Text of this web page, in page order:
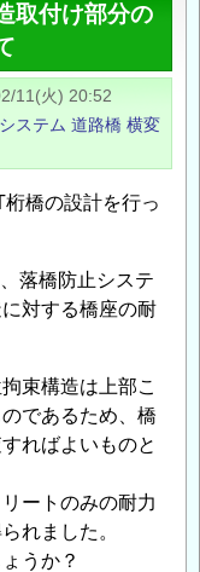
取付け部分の
11(火) 20:52
ステム 道路橋 横変
橋の設計を行っ
落橋防止システ
対する橋座の耐
束構造は上部こ
であるため、橋
ればよいものと
ートのみの耐力
れました。
うか？